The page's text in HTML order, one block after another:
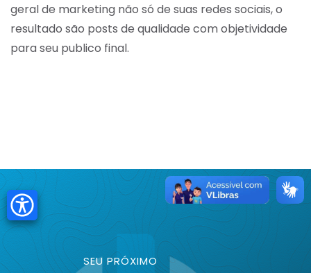
geral de marketing não só de suas redes sociais, o
resultado são posts de qualidade com objetividade
para seu publico final.
SEU PRÓXIMO